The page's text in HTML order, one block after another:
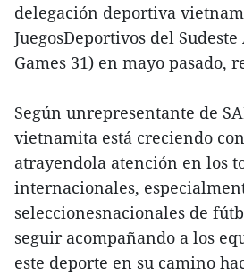
delegación deportiva
JuegosDeportivos del Sudeste
Games 31) en mayo pasado,
Según unrepresentante de
vietnamita está creciendo
atrayendola atención en los
internacionales,
seleccionesnacionales de
seguir acompañando a los
este deporte en su camino